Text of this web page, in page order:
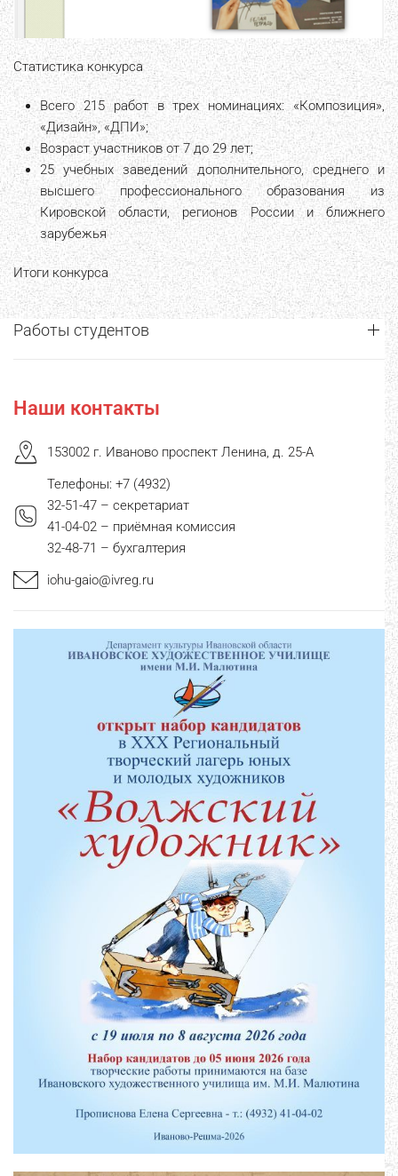
Статистика конкурса
Всего 215 работ в трех номинациях: «Композиция»,
«Дизайн», «ДПИ»;
Возраст участников от 7 до 29 лет;
25 учебных заведений дополнительного, среднего и
высшего профессионального образования из
Кировской области, регионов России и ближнего
зарубежья
Итоги конкурса
Работы студентов
Наши контакты
153002 г. Иваново проспект Ленина, д. 25-А
Телефоны: +7 (4932)
32-51-47 – секретариат
41-04-02 – приёмная комиссия
32-48-71 – бухгалтерия
iohu-gaio@ivreg.ru